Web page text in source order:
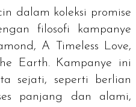
dalam koleksi promise
filosofi kampanye
A Timeless Love,
Earth. Kampanye ini
sejati, seperti berlian
panjang dan alami,